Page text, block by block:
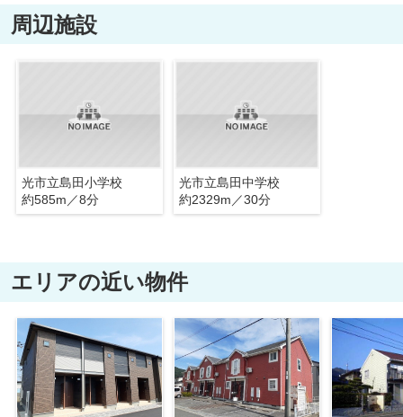
周辺施設
光市立島田小学校
約585m／8分
光市立島田中学校
約2329m／30分
エリアの近い物件